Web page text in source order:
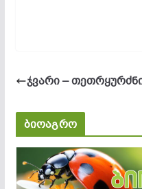
ჯვარი –
ბიოაგრო